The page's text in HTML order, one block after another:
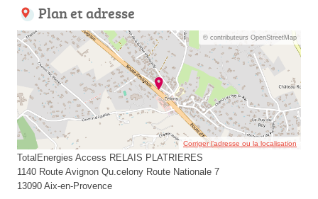
Plan et adresse
© contributeurs OpenStreetMap
Corriger l’adresse ou la localisation
TotalEnergies Access RELAIS PLATRIERES
1140 Route Avignon Qu.celony Route Nationale 7
13090 Aix-en-Provence